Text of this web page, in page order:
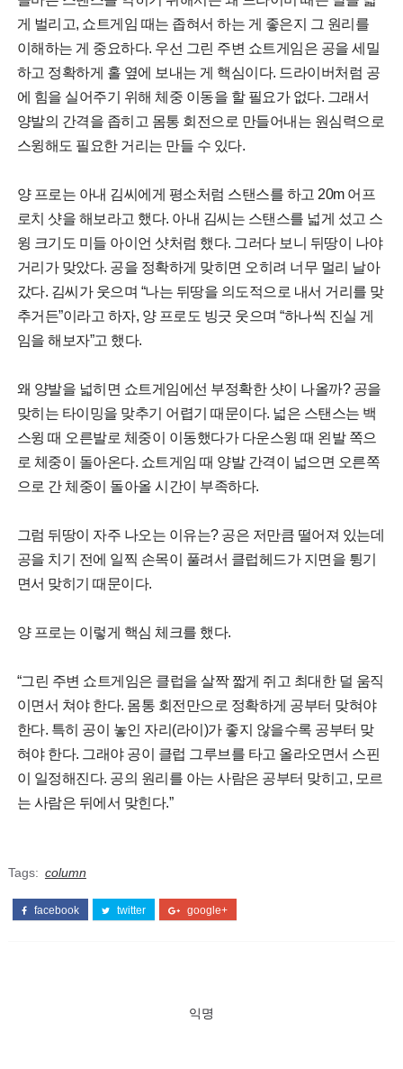
게 벌리고, 쇼트게임 때는 좁혀서 하는 게 좋은지 그 원리를
이해하는 게 중요하다. 우선 그린 주변 쇼트게임은 공을 세밀
하고 정확하게 홀 옆에 보내는 게 핵심이다. 드라이버처럼 공
에 힘을 실어주기 위해 체중 이동을 할 필요가 없다. 그래서
양발의 간격을 좁히고 몸통 회전으로 만들어내는 원심력으로
스윙해도 필요한 거리는 만들 수 있다.
양 프로는 아내 김씨에게 평소처럼 스탠스를 하고 20m 어프
로치 샷을 해보라고 했다. 아내 김씨는 스탠스를 넓게 섰고 스
윙 크기도 미들 아이언 샷처럼 했다. 그러다 보니 뒤땅이 나야
거리가 맞았다. 공을 정확하게 맞히면 오히려 너무 멀리 날아
갔다. 김씨가 웃으며 “나는 뒤땅을 의도적으로 내서 거리를 맞
추거든”이라고 하자, 양 프로도 빙긋 웃으며 “하나씩 진실 게
임을 해보자”고 했다.
왜 양발을 넓히면 쇼트게임에선 부정확한 샷이 나올까? 공을
맞히는 타이밍을 맞추기 어렵기 때문이다. 넓은 스탠스는 백
스윙 때 오른발로 체중이 이동했다가 다운스윙 때 왼발 쪽으
로 체중이 돌아온다. 쇼트게임 때 양발 간격이 넓으면 오른쪽
으로 간 체중이 돌아올 시간이 부족하다.
그럼 뒤땅이 자주 나오는 이유는? 공은 저만큼 떨어져 있는데
공을 치기 전에 일찍 손목이 풀려서 클럽헤드가 지면을 튕기
면서 맞히기 때문이다.
양 프로는 이렇게 핵심 체크를 했다.
“그린 주변 쇼트게임은 클럽을 살짝 짧게 쥐고 최대한 덜 움직
이면서 쳐야 한다. 몸통 회전만으로 정확하게 공부터 맞혀야
한다. 특히 공이 놓인 자리(라이)가 좋지 않을수록 공부터 맞
혀야 한다. 그래야 공이 클럽 그루브를 타고 올라오면서 스핀
이 일정해진다. 공의 원리를 아는 사람은 공부터 맞히고, 모르
는 사람은 뒤에서 맞힌다.”
Tags: column
facebook twitter google+
익명